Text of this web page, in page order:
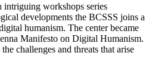
workshops series
developments the BCSSS joins a
humanism. The center became
Manifesto on Digital Humanism.
challenges and threats that arise